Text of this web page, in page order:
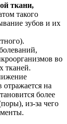
ткани,
такого
зубов и их
во
тканей.
отражается на
более
из-за чего